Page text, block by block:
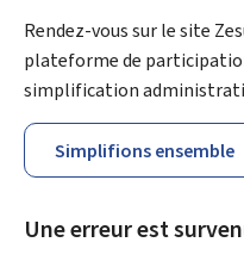
Rendez-vous sur le site
plateforme de
simplification
Simplifions ensemble
Une erreur est